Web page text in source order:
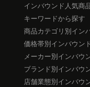
インバウンド人気商
キーワードから探す
商品カテゴリ別イン
価格帯別インバウン
メーカー別インバウ
ブランド別インバウ
店舗業態別インバウ